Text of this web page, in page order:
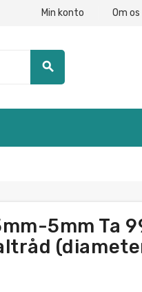
Min konto Om os
search
5mm Ta